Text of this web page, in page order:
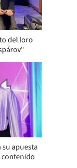
del loro
apuesta
contenido